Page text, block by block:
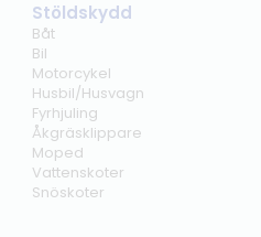
Stöldskydd
Båt
Bil
Motorcykel
Husbil/Husvagn
Fyrhjuling
Åkgräsklippare
Moped
Vattenskoter
Snöskoter